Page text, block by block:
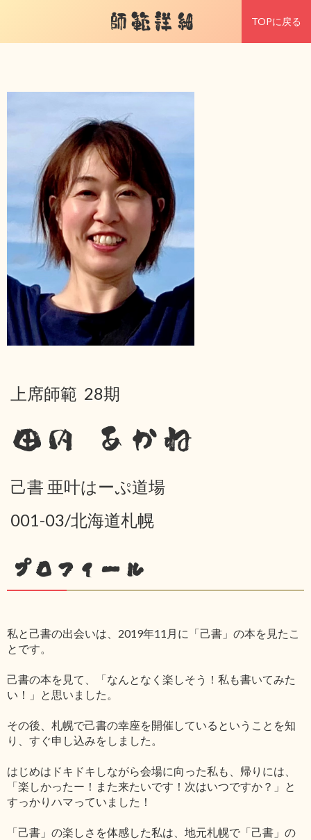
師範詳細 TOPに戻る
上席師範 28期
田内 あかね
己書 亜叶はーぷ道場
001-03/北海道札幌
プロフィール
私と己書の出会いは、2019年11月に「己書」の本を見たこ
とです。
己書の本を見て、「なんとなく楽しそう！私も書いてみた
い！」と思いました。
その後、札幌で己書の幸座を開催しているということを知
り、すぐ申し込みをしました。
はじめはドキドキしながら会場に向った私も、帰りには、
「楽しかったー！また来たいです！次はいつですか？」と
すっかりハマっていました！
「己書」の楽しさを体感した私は、地元札幌で「己書」の